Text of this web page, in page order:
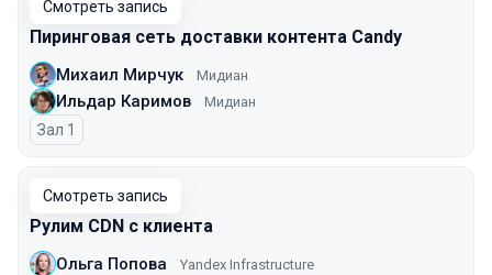
Смотреть запись
Пиринговая сеть доставки контента Candy
Михаил Мирчук Мидиан
Ильдар Каримов Мидиан
Зал 1
Смотреть запись
Рулим CDN с клиента
Ольга Попова Yandex Infrastructure